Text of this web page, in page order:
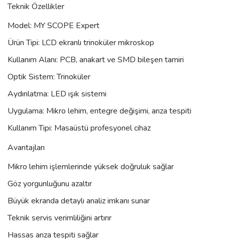
Teknik Özellikler
Model: MY SCOPE Expert
Ürün Tipi: LCD ekranlı trinoküler mikroskop
Kullanım Alanı: PCB, anakart ve SMD bileşen tamiri
Optik Sistem: Trinoküler
Aydınlatma: LED ışık sistemi
Uygulama: Mikro lehim, entegre değişimi, arıza tespiti
Kullanım Tipi: Masaüstü profesyonel cihaz
Avantajları
Mikro lehim işlemlerinde yüksek doğruluk sağlar
Göz yorgunluğunu azaltır
Büyük ekranda detaylı analiz imkanı sunar
Teknik servis verimliliğini artırır
Hassas arıza tespiti sağlar